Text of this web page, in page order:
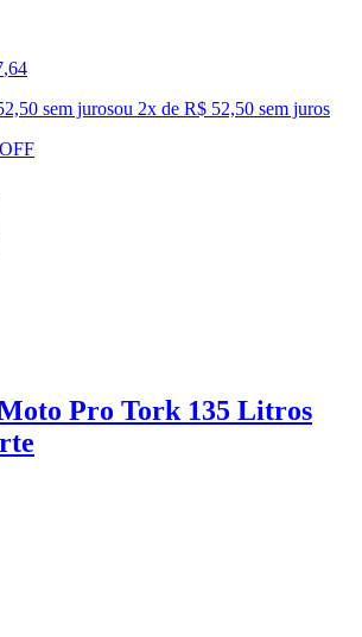
,64
sem jurosou 2x de R$ 52,50 sem juros
Pro Tork 135 Litros